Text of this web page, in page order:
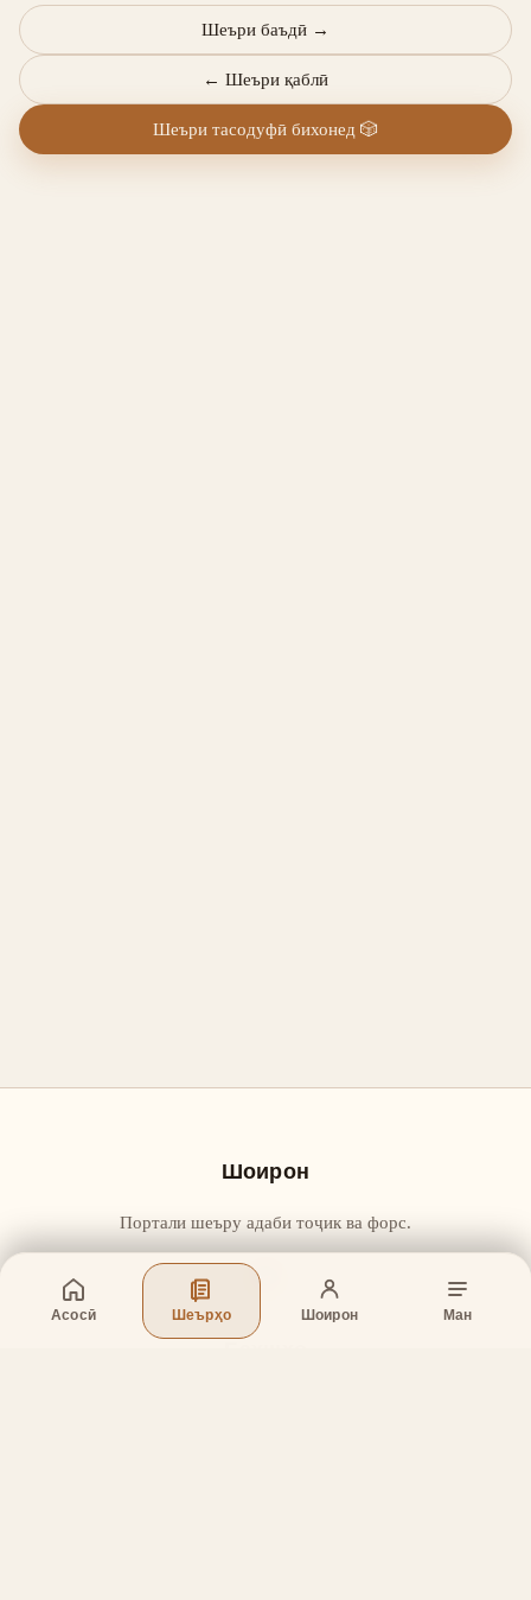
Асосӣ Шеърҳо Шоирон Ман
← Шеъри қаблӣ
Шеъри баъдӣ →
Шеъри тасодуфӣ бихонед 🎲
Шоирон
Портали шеъру адаби тоҷик ва форс.